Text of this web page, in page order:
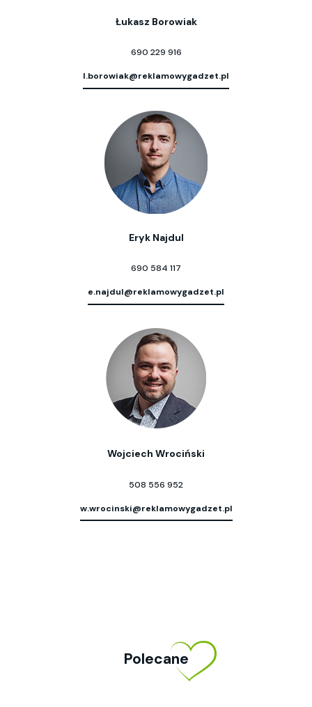
Łukasz Borowiak
690 229 916
l.borowiak@reklamowygadzet.pl
Eryk Najdul
690 584 117
e.najdul@reklamowygadzet.pl
Wojciech Wrociński
508 556 952
w.wrocinski@reklamowygadzet.pl
Polecane